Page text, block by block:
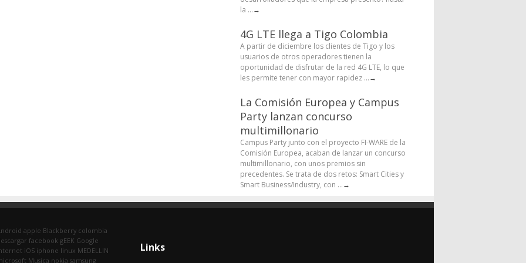
la ...→
4G LTE llega a Tigo Colombia
A partir de diciembre los clientes de Tigo y los
usuarios de otros operadores tienen la
oportunidad de disfrutar de la red 4G LTE, lo que
les permite tener con mayor rapidez ...→
La Comisión Europea y Campus
Party lanzan concurso
multimillonario
Campus Party junto con el proyecto FI-WARE de la
Comisión Europea, acaban de lanzar un concurso
multimillonario, con unos premios sin
precedentes. Se trata de dos retos: Smart Cities y
Smart Business/Industry, con ...→
apple Blackberry colombia
facebook gEEK Google
iOS iphone linux MEDELLIN
Musica nokia samsung
Links